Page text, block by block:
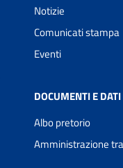
Notizie
Comunicati stampa
Eventi
DOCUMENTI E DATI
Albo pretorio
Amministrazione